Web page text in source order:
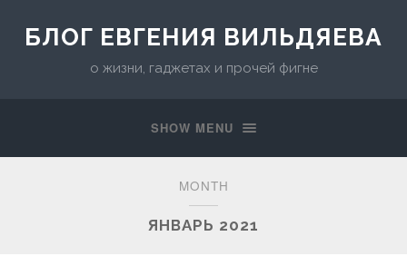
БЛОГ ЕВГЕНИЯ ВИЛЬДЯЕВА
о жизни, гаджетах и прочей фигне
SHOW MENU
MONTH
ЯНВАРЬ 2021